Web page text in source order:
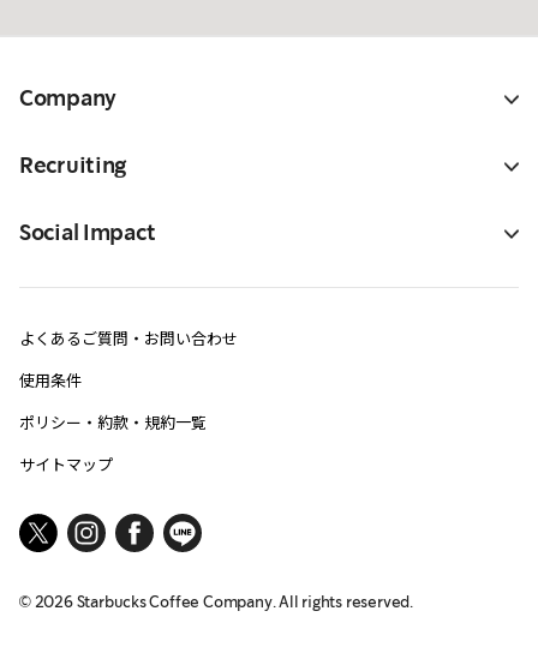
Company
Recruiting
Social Impact
よくあるご質問・お問い合わせ
使用条件
ポリシー・約款・規約一覧
サイトマップ
© 2026Starbucks Coffee Company. All rights reserved.